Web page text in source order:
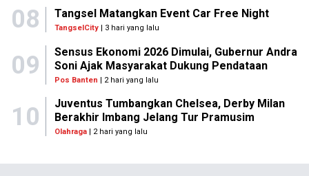
08 Tangsel Matangkan Event Car Free Night
TangselCity | 3 hari yang lalu
09
Sensus Ekonomi 2026 Dimulai, Gubernur Andra
Soni Ajak Masyarakat Dukung Pendataan
Pos Banten | 2 hari yang lalu
10
Juventus Tumbangkan Chelsea, Derby Milan
Berakhir Imbang Jelang Tur Pramusim
Olahraga| 2 hari yang lalu